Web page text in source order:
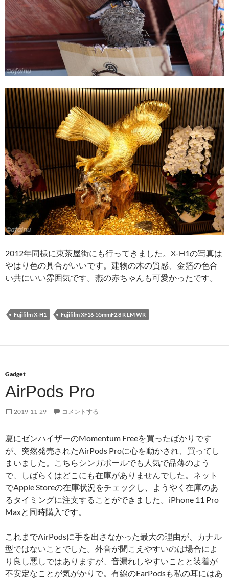
2012年同様に東茶屋街にも行ってきました。X-H1の写真は
やはり色の具合がいいです。建物の木の質感、金箔の色合
い共にいい雰囲気です。燕の赤ちゃんも可愛かったです。
Fujifilm X-H1 Fujifilm XF16-55mmF2.8 R LM WR
Gadget
AirPods Pro
2019-11-29 コメントする
夏にゼンハイザーのMomentum Freeを買ったばかりです
が、突然発売されたAirPods Proに心を動かされ、買ってし
まいました。こちらシンガポールでも人気で品薄のよう
で、しばらくはどこにも在庫がありませんでした。ネット
でApple Storeの在庫状況をチェックし、ようやく在庫のあ
るタイミングに注文することができました。iPhone 11 Pro
Maxと同時購入です。
これまでAirPodsに手を出さなかった最大の理由が、カナル
型ではないことでした。外音が聞こえやすいのは場合によ
り良し悪しではありますが、音漏れしやすいことと装着が
不安定なことが気がかりで。有線のEarPodsも私の耳にはあ